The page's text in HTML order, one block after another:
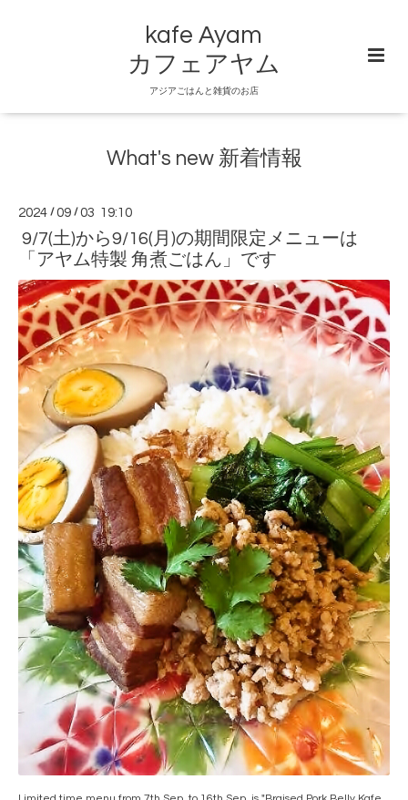
kafe Ayam
カフェアヤム
アジアごはんと雑貨のお店
What's new 新着情報
2024 /09 /03 19:10
9/7(土)から9/16(月)の期間限定メニューは
「アヤム特製 角煮ごはん」です